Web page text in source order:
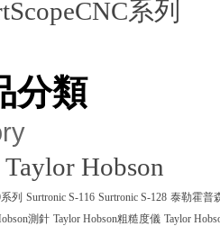
系列
分類
Hobson
列 Surtronic S-116 Surtronic S-128 泰勒霍普
測針 Taylor Hobson粗糙度儀 Taylor